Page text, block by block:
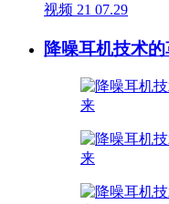
视频 21 07.29
降噪耳机技术